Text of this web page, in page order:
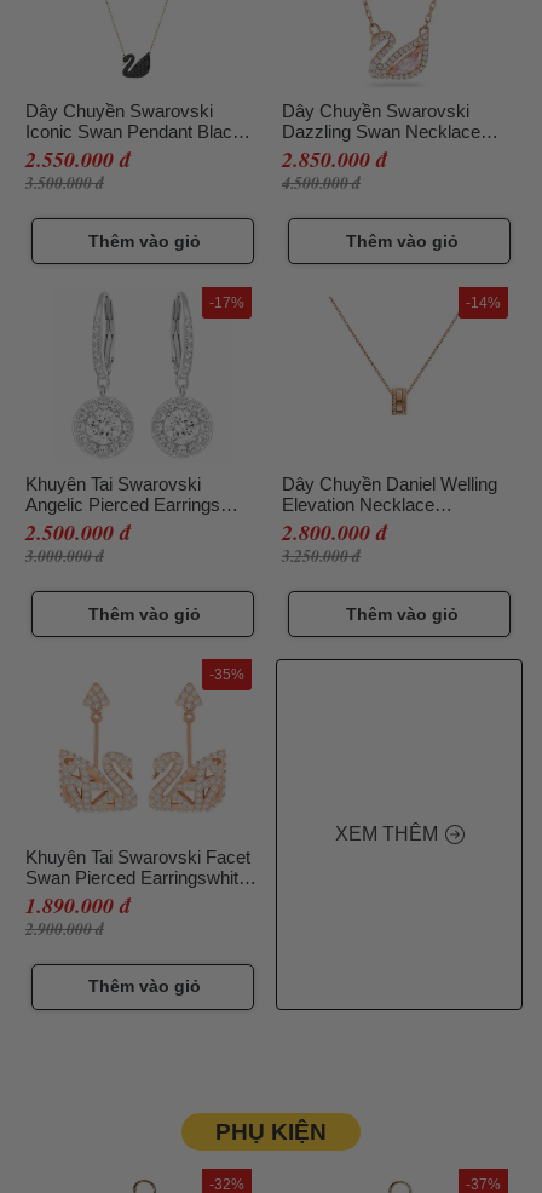
Dây Chuyền Swarovski
Iconic Swan Pendant Black
Rose-Gold Tone Plated
5204134 Thiên Nga Lớn
2.550.000 đ
3.500.000 đ
Thêm vào giỏ
Dây Chuyền Swarovski
Dazzling Swan Necklace
Multi-Colored Rose-Gold
Tone Plated 5469989
2.850.000 đ
4.500.000 đ
Thêm vào giỏ
Khuyên Tai Swarovski
Angelic Pierced Earrings
White Rhodium Plated
5142721 Màu Bạc
2.500.000 đ
3.000.000 đ
-17%
Thêm vào giỏ
Dây Chuyền Daniel Welling
Elevation Necklace
DW00400194 Màu Vàng
Hồng
2.800.000 đ
3.250.000 đ
-14%
Thêm vào giỏ
Khuyên Tai Swarovski Facet
Swan Pierced Earringswhite,
Rose-Gold Tone Plated
5358058
1.890.000 đ
2.900.000 đ
-35%
Thêm vào giỏ
XEM THÊM
PHỤ KIỆN
-32% -37%